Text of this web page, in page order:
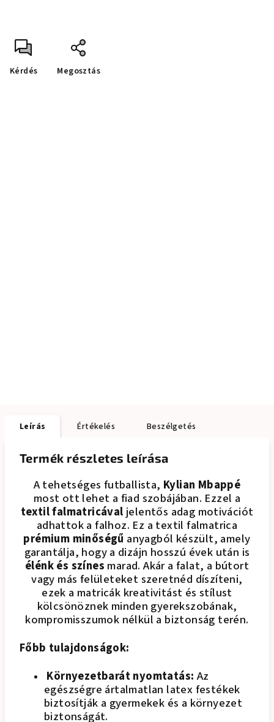
Kérdés Megosztás
Leírás Értékelés Beszélgetés
Termék részletes leírása
A tehetséges futballista, Kylian Mbappé
most ott lehet a fiad szobájában. Ezzel a
textil falmatricával jelentős adag motivációt
adhattok a falhoz. Ez a textil falmatrica
prémium minőségű anyagból készült, amely
garantálja, hogy a dizájn hosszú évek után is
élénk és színes marad. Akár a falat, a bútort
vagy más felületeket szeretnéd díszíteni,
ezek a matricák kreativitást és stílust
kölcsönöznek minden gyerekszobának,
kompromisszumok nélkül a biztonság terén.
Főbb tulajdonságok:
Környezetbarát nyomtatás:Az
egészségre ártalmatlan latex festékek
biztosítják a gyermekek és a környezet
biztonságát.